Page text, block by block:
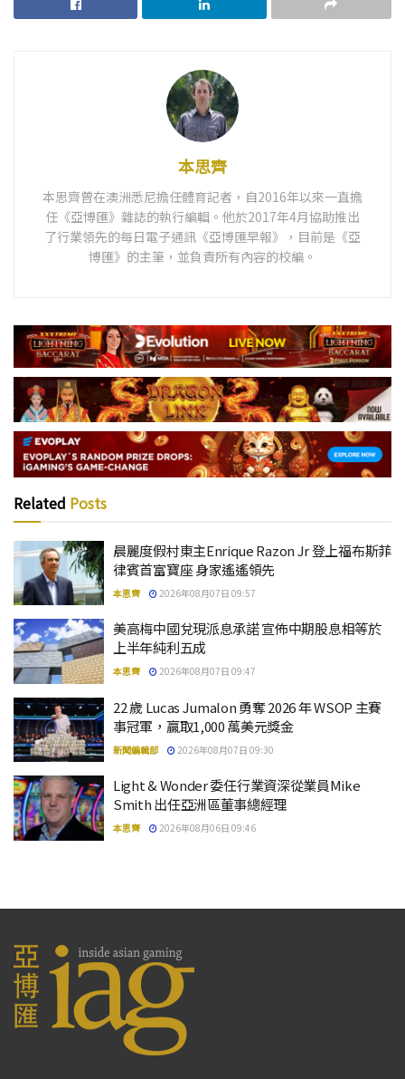
本思齊
本思齊曾在澳洲悉尼擔任體育記者，自2016年以來一直擔
任《亞博匯》雜誌的執行編輯。他於2017年4月協助推出
了行業領先的每日電子通訊《亞博匯早報》，目前是《亞
博匯》的主筆，並負責所有內容的校編。
Related Posts
晨麗度假村東主Enrique Razon Jr 登上福布斯菲
律賓首富寶座 身家遙遙領先
本思齊 2026年08月07日 09:57
美高梅中國兌現派息承諾 宣佈中期股息相等於
上半年純利五成
本思齊 2026年08月07日 09:47
22 歲 Lucas Jumalon 勇奪 2026 年 WSOP 主賽
事冠軍，贏取1,000 萬美元獎金
新聞編輯部 2026年08月07日 09:30
Light & Wonder 委任行業資深從業員Mike
Smith 出任亞洲區董事總經理
本思齊 2026年08月06日 09:46